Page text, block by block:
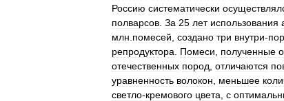
Россию систематически
полварсов За 25 лет использования
млн помесей создано три внутри-
репродуктора
Помеси полученные
отечественных пород отличаются
уравненность волокон меньшее
светло-кремового цвета с